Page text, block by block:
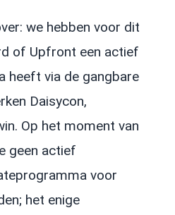
we hebben voor dit
of Upfront een actief
heeft via de gangbare
Daisycon,
Op het moment van
geen actief
voor
het enige